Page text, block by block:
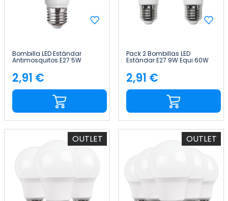
Bombilla LED Estándar
Antimosquitos E27 5W
Equi.25W 220lm 3000K
25000H 7hSevenOn
Precio
2,91 €
Pack 2 Bombillas LED
Estándar E27 9W Equi.60W
806lm 10000H 1Primer Leader
Precio
2,91 €
OUTLET OUTLET